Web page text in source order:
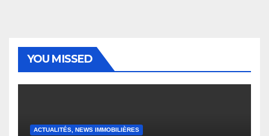
YOU MISSED
ACTUALITÉS, NEWS IMMOBILIÈRES